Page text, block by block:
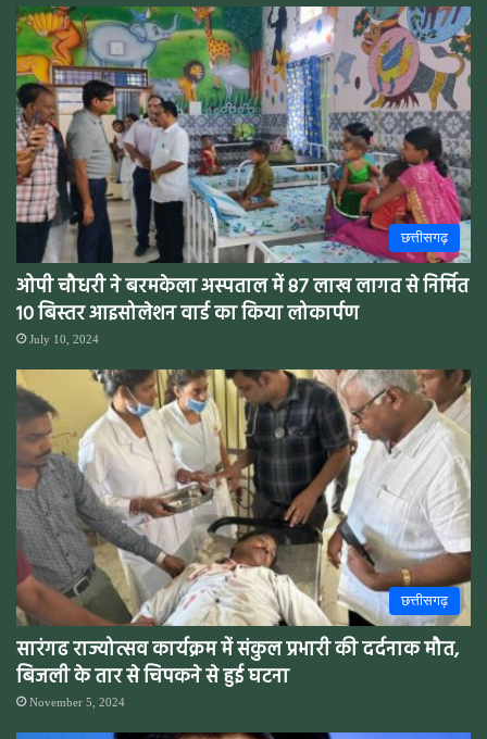
छत्तीसगढ़
ओपी चौधरी ने बरमकेला अस्पताल में 87 लाख लागत से निर्मित
10 बिस्तर आइसोलेशन वार्ड का किया लोकार्पण
July 10, 2024
छत्तीसगढ़
सारंगढ राज्योत्सव कार्यक्रम में संकुल प्रभारी की दर्दनाक मौत,
बिजली के तार से चिपकने से हुई घटना
November 5, 2024